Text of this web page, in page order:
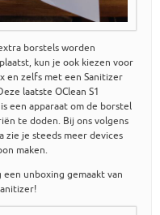
borstels worden
kun je ook kiezen voor
en zelfs met een Sanitizer
laatste OClean S1
een apparaat om de borstel
te doden. Bij ons volgens
zie je steeds meer devices
maken.
unboxing gemaakt van